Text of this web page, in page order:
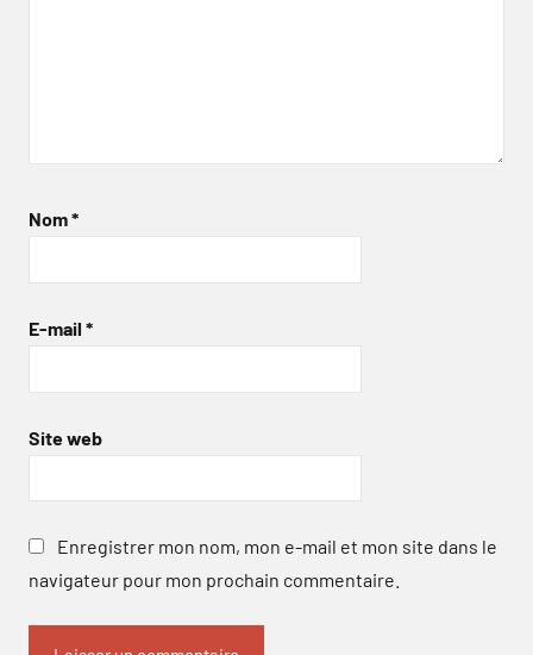
Nom*
E-mail *
Site web
Enregistrer mon nom, mon e-mail et mon site dans le
navigateur pour mon prochain commentaire.